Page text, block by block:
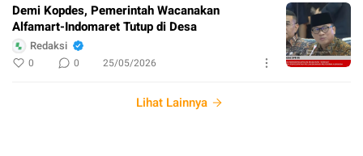
Demi Kopdes, Pemerintah Wacanakan
Alfamart-Indomaret Tutup di Desa
Redaksi
0 0 25/05/2026
Lihat Lainnya